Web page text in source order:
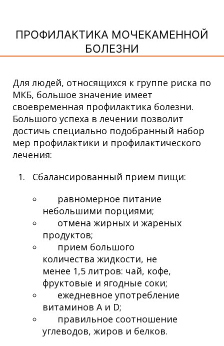
ПРОФИЛАКТИКА МОЧЕКАМЕННОЙ
БОЛЕЗНИ
Для людей, относящихся к группе риска по
МКБ, большое значение имеет
своевременная профилактика болезни.
Большого успеха в лечении позволит
достичь специально подобранный набор
мер профилактики и профилактического
лечения:
Сбалансированный прием пищи:
равномерное питание
небольшими порциями;
отмена жирных и жареных
продуктов;
прием большого
количества жидкости, не
менее 1,5 литров: чай, кофе,
фруктовые и ягодные соки;
ежедневное употребление
витаминов A и D;
правильное соотношение
углеводов, жиров и белков.